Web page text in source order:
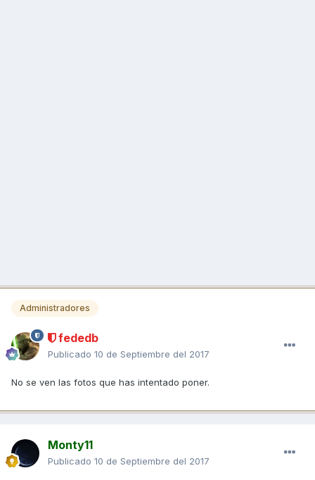
Administradores
fededb
Publicado 10 de Septiembre del 2017
No se ven las fotos que has intentado poner.
Monty11
Publicado 10 de Septiembre del 2017